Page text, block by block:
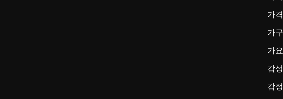
가
가구
가
감성
감